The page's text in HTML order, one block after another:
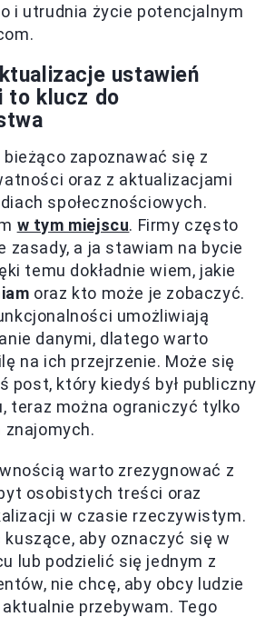
i utrudnia życie potencjalnym
ustawień
to klucz do
zapoznawać się z
oraz z aktualizacjami
społecznościowych.
w tym miejscu. Firmy często
zasady, a ja stawiam na bycie
temu dokładnie wiem, jakie
oraz kto może je zobaczyć.
umożliwiają
danymi, dlatego warto
na ich przejrzenie. Może się
post, który kiedyś był publiczny
teraz można ograniczyć tylko
znajomych.
warto zrezygnować z
osobistych treści oraz
w czasie rzeczywistym.
kuszące, aby oznaczyć się w
lub podzielić się jednym z
nie chcę, aby obcy ludzie
przebywam. Tego